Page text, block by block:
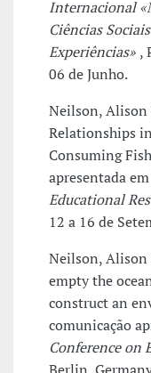
Internacional
Ciências
Experiências» ,
06 de Junho.
Neilson, Alison
Relationships
Consuming
apresentada em
Educational
12 a 16 de
Neilson,
empty the
construct an
comunicação
Conference on